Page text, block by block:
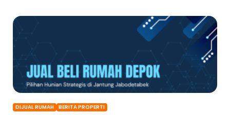
DIJUAL RUMAH BERITA PROPERTI